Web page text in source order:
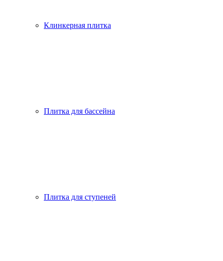
Клинкерная плитка
Плитка для бассейна
Плитка для ступеней